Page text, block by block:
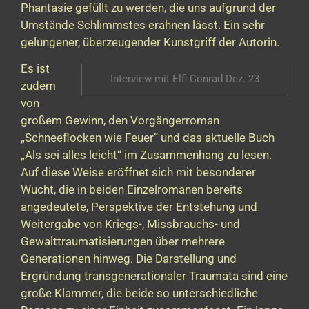
Phantasie gefüllt zu werden, die uns aufgrund der
Umstände Schlimmstes erahnen lässt. Ein sehr
gelungener, überzeugender Kunstgriff der Autorin.
Interview mit Elfi Conrad Dez. 23
Es ist
zudem
von
großem Gewinn, den Vorgängerroman
„Schneeflocken wie Feuer“ und das aktuelle Buch
„Als sei alles leicht“ im Zusammenhang zu lesen.
Auf diese Weise eröffnet sich mit besonderer
Wucht, die in beiden Einzelromanen bereits
angedeutete, Perspektive der Entstehung und
Weitergabe von Kriegs-, Missbrauchs- und
Gewalttraumatisierungen über mehrere
Generationen hinweg. Die Darstellung und
Ergründung transgenerationaler Traumata sind eine
große Klammer, die beide so unterschiedliche